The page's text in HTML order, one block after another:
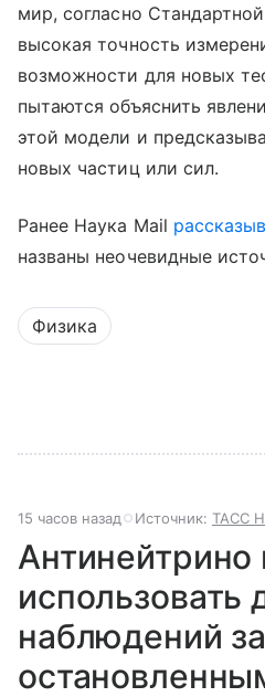
мир, согласно
высокая точность
возможности для новых
пытаются объяснить
этой модели и
новых частиц или сил.
Ранее Наука Mail
названы неочевидные
Физика
15 часов назад Источник: ТАСС
использовать
наблюдений за